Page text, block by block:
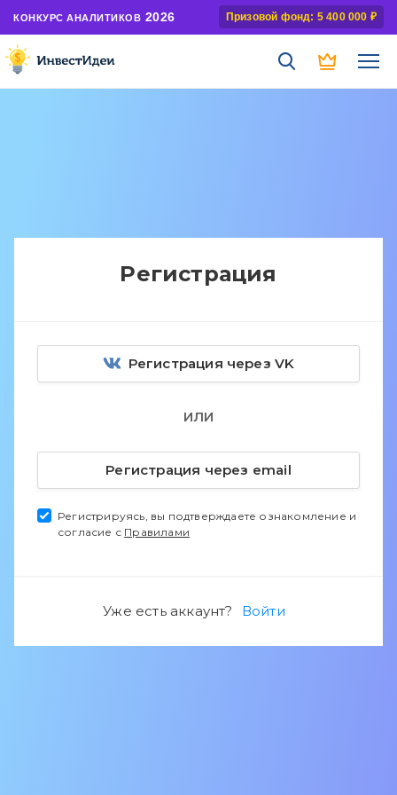
КОНКУРС АНАЛИТИКОВ 2026 Призовой фонд: 5 400 000 ₽
Регистрация
Регистрация через VK
ИЛИ
Регистрация через email
Регистрируясь, вы подтверждаете ознакомление и
согласие с Правилами
Уже есть аккаунт? Войти